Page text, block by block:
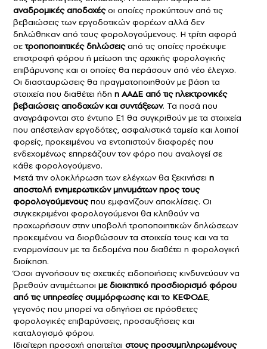
αναδρομικές αποδοχέςοι οποίες προκύπτουν από τις
βεβαιώσεις των εργοδοτικών φορέων αλλά δεν
δηλώθηκαν από τους φορολογούμενους. Η τρίτη αφορά
σετροποποιητικές δηλώσειςαπό τις οποίες προέκυψε
επιστροφή φόρου ή μείωση της αρχικής φορολογικής
επιβάρυνσης και οι οποίες θα περάσουν από νέο έλεγχο.
Οι διασταυρώσεις θα πραγματοποιηθούν με βάση τα
στοιχεία που διαθέτει ήδη η ΑΑΔΕ από τις ηλεκτρονικές
βεβαιώσεις αποδοχών και συντάξεων. Τα ποσά που
αναγράφονται στο έντυπο Ε1 θα συγκριθούν με τα στοιχεία
που απέστειλαν εργοδότες, ασφαλιστικά ταμεία και λοιποί
φορείς, προκειμένου να εντοπιστούν διαφορές που
ενδεχομένως επηρεάζουν τον φόρο που αναλογεί σε
κάθε φορολογούμενο.
Μετά την ολοκλήρωση των ελέγχων θα ξεκινήσει η
αποστολή ενημερωτικών μηνυμάτων προς τους
φορολογούμενουςπου εμφανίζουν αποκλίσεις. Οι
συγκεκριμένοι φορολογούμενοι θα κληθούν να
προχωρήσουν στην υποβολή τροποποιητικών δηλώσεων
προκειμένου να διορθώσουν τα στοιχεία τους και να τα
εναρμονίσουν με τα δεδομένα που διαθέτει η φορολογική
διοίκηση.
Όσοι αγνοήσουν τις σχετικές ειδοποιήσεις κινδυνεύουν να
βρεθούν αντιμέτωποι με διοικητικό προσδιορισμό φόρου
από τις υπηρεσίες συμμόρφωσης και το ΚΕΦΟΔΕ,
γεγονός που μπορεί να οδηγήσει σε πρόσθετες
φορολογικές επιβαρύνσεις, προσαυξήσεις και
καταλογισμό φόρου.
Ιδιαίτερη προσοχή απαιτείται στους προσυμπληρωμένους